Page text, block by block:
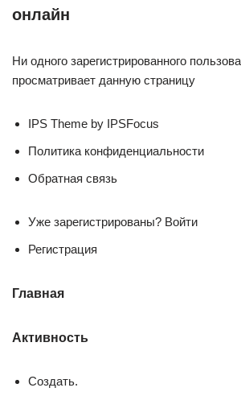
онлайн
Ни одного зарегистрированного
просматривает данную страницу
IPS Theme by IPSFocus
Политика конфиденциальности
Обратная связь
Уже зарегистрированы? Войти
Регистрация
Главная
Активность
Создать.